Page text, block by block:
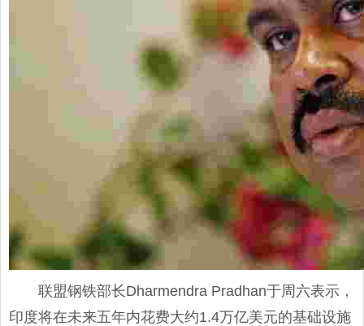
联盟钢铁部长Dharmendra Pradhan于周六表示，
印度将在未来五年内花费大约1.4万亿美元的基础设施